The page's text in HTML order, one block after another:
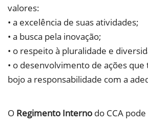
valores:
• a excelência de suas atividades;
• a busca pela inovação;
• o respeito à pluralidade e
• o desenvolvimento de ações
bojo a responsabilidade com a
O Regimento Interno do CCA